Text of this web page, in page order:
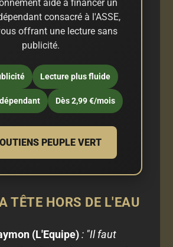
aide à financer un
consacré à l'ASSE,
offrant une lecture sans
publicité.
Lecture plus fluide
Dès 2,99 €/mois
PEUPLE VERT
TÊTE HORS DE L'EAU
(L'Equipe) : "Il faut